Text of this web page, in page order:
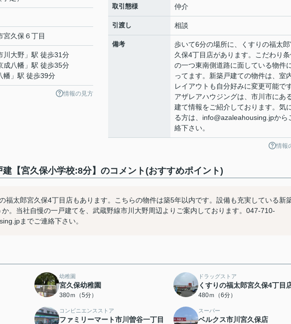
宮久保 ６丁目
川大野 」駅 徒歩31分
成八幡 」駅 徒歩35分
幡 」駅 徒歩39分
情報の見方
取引態様 仲介
引渡し 相談
備考
歩いて6分の場所に、くすりの福太
久保4丁目店があります。こだわり
の一つ東南側道路に面している物件
ってます。新築戸建ての物件は、室
レイアウトも自分好みに変更可能で
アザレアハウジングは、市川市にあ
建て情報をご紹介しております。気
る方は、info@azaleahousing.jpから
絡下さい。
情報
【宮久保小学校:8分】のコメント(おすすめポイント)
福太郎宮久保4丁目店もあります。こちらの物件は築5年以内です。設備も充実している新
。当社自慢の一戸建てを、武蔵野線市川大野周辺よりご案内しております。047-710-
までご連絡下さい。
幼稚園
宮久保幼稚園
380ｍ（5分）
ドラッグストア
くすりの福太郎宮久保4丁目
480ｍ（6分）
コンビニエンスストア
ファミリーマート市川曽谷一丁目
スーパー
ベルクス市川宮久保店